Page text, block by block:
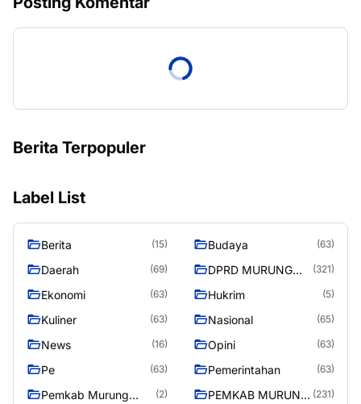
Berita Terpopuler
Label List
Berita (15) Budaya (63)
Daerah (69)
DPRD MURUNG
(321)
Ekonomi (63) Hukrim (5)
Kuliner (63) Nasional (65)
News (16) Opini (63)
Pe (63) Pemerintahan (63)
Pemkab Murung
(2)
PEMKAB MURUNG (231)